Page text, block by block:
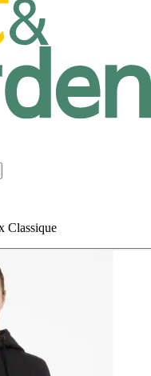
Classique